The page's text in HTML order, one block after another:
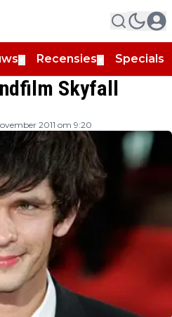
Recensies Specials
Skyfall
2011 om 9:20